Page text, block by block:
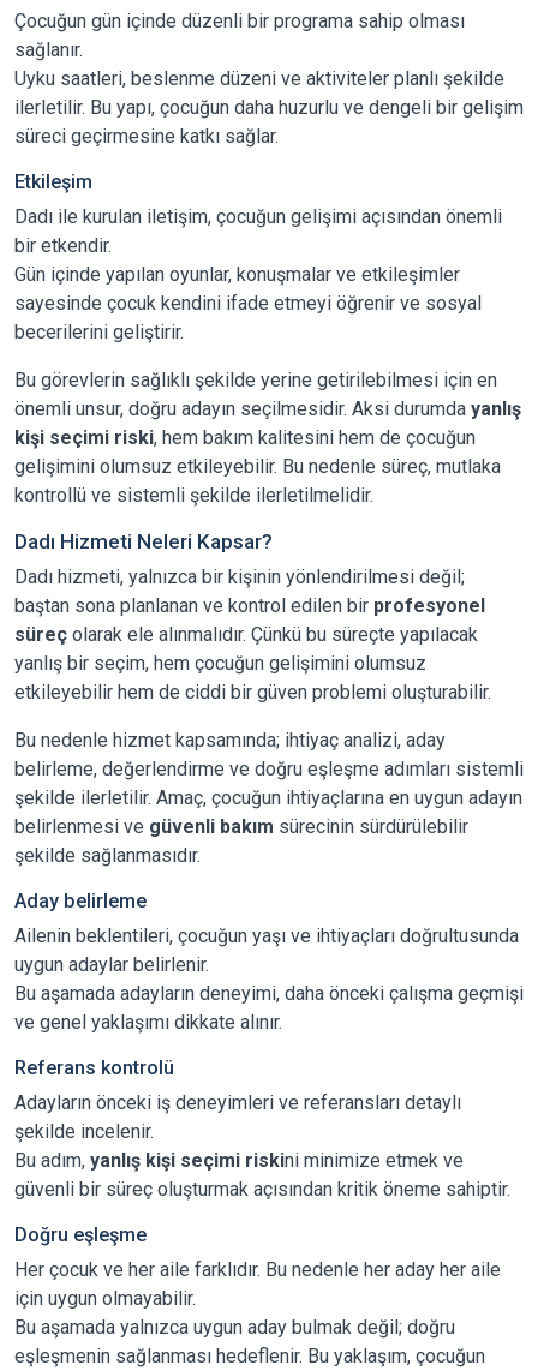
Çocuğun gün içinde düzenli bir programa sahip olması
sağlanır.
Uyku saatleri, beslenme düzeni ve aktiviteler planlı şekilde
ilerletilir. Bu yapı, çocuğun daha huzurlu ve dengeli bir gelişim
süreci geçirmesine katkı sağlar.
Etkileşim
Dadı ile kurulan iletişim, çocuğun gelişimi açısından önemli
bir etkendir.
Gün içinde yapılan oyunlar, konuşmalar ve etkileşimler
sayesinde çocuk kendini ifade etmeyi öğrenir ve sosyal
becerilerini geliştirir.
Bu görevlerin sağlıklı şekilde yerine getirilebilmesi için en
önemli unsur, doğru adayın seçilmesidir. Aksi durumda yanlış
kişi seçimi riski, hem bakım kalitesini hem de çocuğun
gelişimini olumsuz etkileyebilir. Bu nedenle süreç, mutlaka
kontrollü ve sistemli şekilde ilerletilmelidir.
Dadı Hizmeti Neleri Kapsar?
Dadı hizmeti, yalnızca bir kişinin yönlendirilmesi değil;
baştan sona planlanan ve kontrol edilen bir profesyonel
süreç olarak ele alınmalıdır. Çünkü bu süreçte yapılacak
yanlış bir seçim, hem çocuğun gelişimini olumsuz
etkileyebilir hem de ciddi bir güven problemi oluşturabilir.
Bu nedenle hizmet kapsamında; ihtiyaç analizi, aday
belirleme, değerlendirme ve doğru eşleşme adımları sistemli
şekilde ilerletilir. Amaç, çocuğun ihtiyaçlarına en uygun adayın
belirlenmesi ve güvenli bakım sürecinin sürdürülebilir
şekilde sağlanmasıdır.
Aday belirleme
Ailenin beklentileri, çocuğun yaşı ve ihtiyaçları doğrultusunda
uygun adaylar belirlenir.
Bu aşamada adayların deneyimi, daha önceki çalışma geçmişi
ve genel yaklaşımı dikkate alınır.
Referans kontrolü
Adayların önceki iş deneyimleri ve referansları detaylı
şekilde incelenir.
Bu adım, yanlış kişi seçimi riskini minimize etmek ve
güvenli bir süreç oluşturmak açısından kritik öneme sahiptir.
Doğru eşleşme
Her çocuk ve her aile farklıdır. Bu nedenle her aday her aile
için uygun olmayabilir.
Bu aşamada yalnızca uygun aday bulmak değil; doğru
eşleşmenin sağlanması hedeflenir. Bu yaklaşım, çocuğun